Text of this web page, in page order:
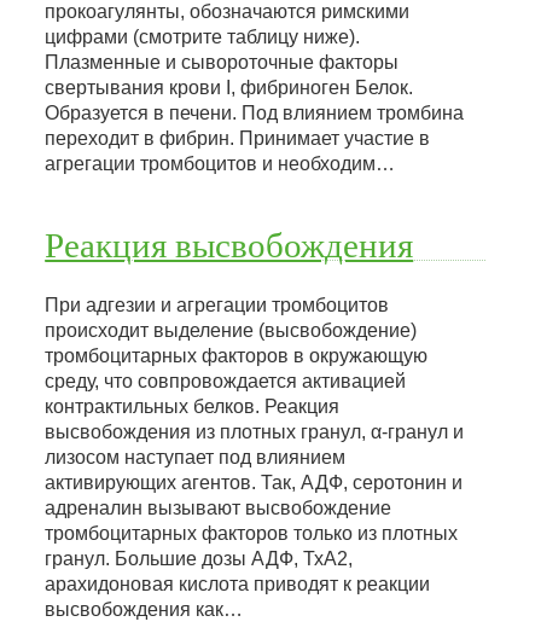
прокоагулянты, обозначаются римскими
цифрами (смотрите таблицу ниже).
Плазменные и сывороточные факторы
свертывания крови I, фибриноген Белок.
Образуется в печени. Под влиянием тромбина
переходит в фибрин. Принимает участие в
агрегации тромбоцитов и необходим…
Реакция высвобождения
При адгезии и агрегации тромбоцитов
происходит выделение (высвобождение)
тромбоцитарных факторов в окружающую
среду, что совпровождается активацией
контрактильных белков. Реакция
высвобождения из плотных гранул, α-гранул и
лизосом наступает под влиянием
активирующих агентов. Так, АДФ, серотонин и
адреналин вызывают высвобождение
тромбоцитарных факторов только из плотных
гранул. Большие дозы АДФ, ТхА2,
арахидоновая кислота приводят к реакции
высвобождения как…